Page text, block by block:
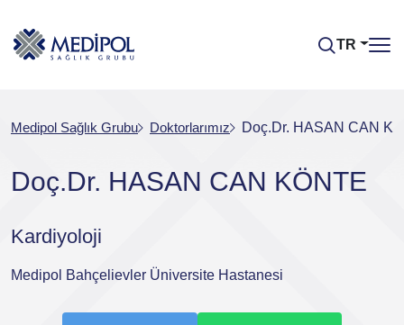
TR
Medipol Sağlık Grubu Doktorlarımız Doç.Dr. HASAN CAN
Doç.Dr. HASAN CAN KÖNTE
Kardiyoloji
Medipol Bahçelievler Üniversite Hastanesi